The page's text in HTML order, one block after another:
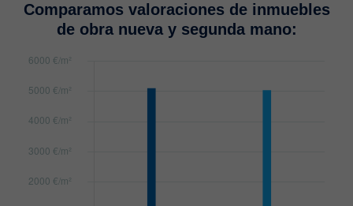
Comparamos valoraciones de inmuebles
de obra nueva y segunda mano: